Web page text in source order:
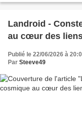
Landroid -
au cœur des
Publié le 22/06/2026 à
Par Steeve49